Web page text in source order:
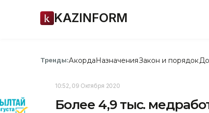
KAZINFORM
Тренды:АкордаНазначенияЗакон и порядок
10:52, 09 Октября 2020
Более 4,9 тыс.